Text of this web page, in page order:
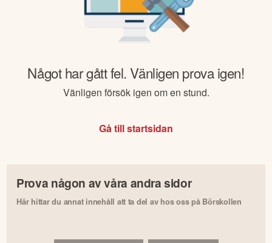
Något har gått fel. Vänligen prova igen!
Vänligen försök igen om en stund.
Gå till startsidan
Prova någon av våra andra sidor
Här hittar du annat innehåll att ta del av hos oss på Börskollen